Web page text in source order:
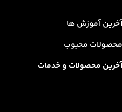
آخرین آموزش ها
محصولات محبوب
آخرین محصولات و خدمات